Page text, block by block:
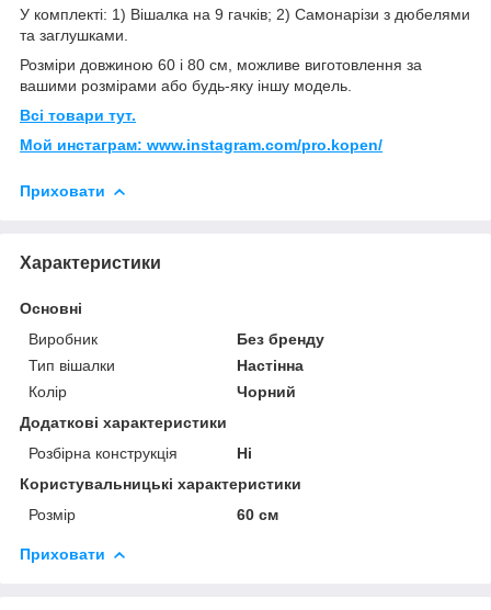
У комплекті: 1) Вішалка на 9 гачків; 2) Самонарізи з дюбелями
та заглушками.
Розміри довжиною 60 і 80 см, можливе виготовлення за
вашими розмірами або будь-яку іншу модель.
Всі товари тут.
Мой инстаграм: www.instagram.com/pro.kopen/
Приховати
Характеристики
Основні
Виробник
Без бренду
Тип вішалки
Настінна
Колір
Чорний
Додаткові характеристики
Розбірна конструкція
Ні
Користувальницькі характеристики
Розмір
60 см
Приховати